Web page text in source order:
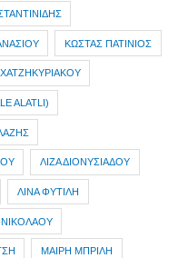
ΚΩΣΤΑΣ ΠΑΤΙΝΙΟΣ
ALATLI)
ΛΙΖΑ ΔΙΟΝΥΣΙΑΔΟΥ
ΛΙΝΑ ΦΥΤΙΛΗ
ΜΑΙΡΗ ΜΠΡΙΛΗ